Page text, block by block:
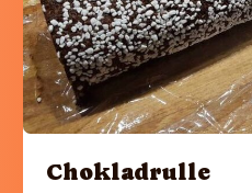
Chokladrulle